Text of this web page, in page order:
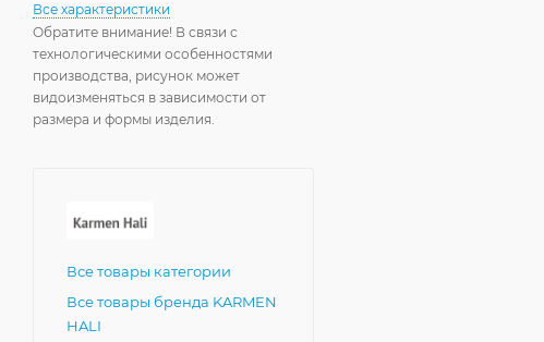
Все характеристики
Обратите внимание! В связи с
технологическими особенностями
производства, рисунок может
видоизменяться в зависимости от
размера и формы изделия.
Все товары категории
Все товары бренда KARMEN
HALI